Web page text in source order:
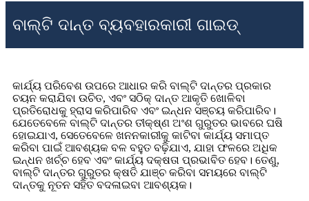
ବାଲ୍ଟି ଦାନ୍ତ ବ୍ୟବହାରକାରୀ ଗାଇଡ୍
କାର୍ଯ୍ୟ ପରିବେଶ ଉପରେ ଆଧାର କରି ବାଲ୍ଟି ଦାନ୍ତର ପ୍ରକାର
ଚୟନ କରାଯିବା ଉଚିତ, ଏବଂ ସଠିକ୍ ଦାନ୍ତ ଆକୃତି ଖୋଳିବା
ପ୍ରତିରୋଧକୁ ହ୍ରାସ କରିପାରିବ ଏବଂ ଇନ୍ଧନ ସଞ୍ଚୟ କରିପାରିବ।
ଯେତେବେଳେ ବାଲ୍ଟି ଦାନ୍ତର ତୀକ୍ଷ୍ଣ ଅଂଶ ଗୁରୁତର ଭାବରେ ଘଷି
ହୋଇଯାଏ, ସେତେବେଳେ ଖନନକାରୀକୁ କାଟିବା କାର୍ଯ୍ୟ ସମାପ୍ତ
କରିବା ପାଇଁ ଆବଶ୍ୟକ ବଳ ବହୁତ ବଢ଼ିଯାଏ, ଯାହା ଫଳରେ ଅଧିକ
ଇନ୍ଧନ ଖର୍ଚ୍ଚ ହେବ ଏବଂ କାର୍ଯ୍ୟ ଦକ୍ଷତା ପ୍ରଭାବିତ ହେବ। ତେଣୁ,
ବାଲ୍ଟି ଦାନ୍ତର ଗୁରୁତର କ୍ଷତି ଯାଞ୍ଚ କରିବା ସମୟରେ ବାଲ୍ଟି
ଦାନ୍ତକୁ ନୂତନ ସହିତ ବଦଳାଇବା ଆବଶ୍ୟକ।